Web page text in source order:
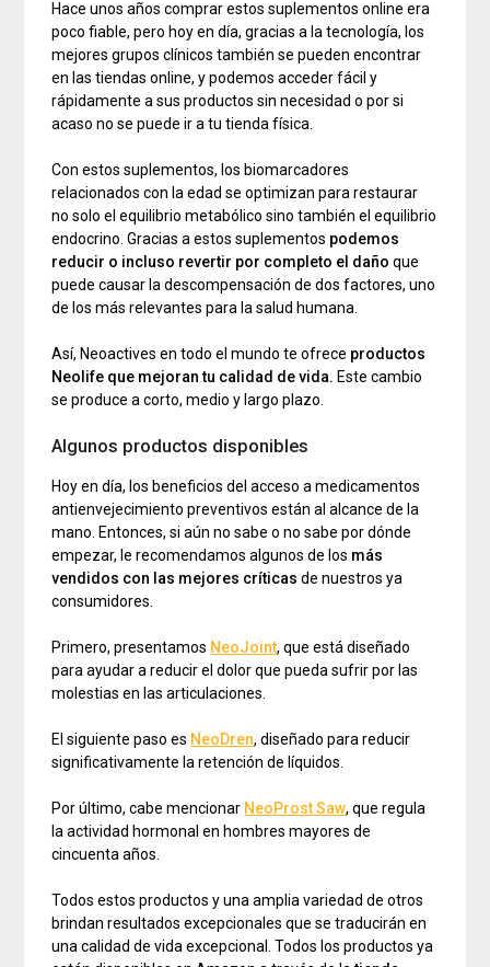
Hace unos años comprar estos suplementos online era
poco fiable, pero hoy en día, gracias a la tecnología, los
mejores grupos clínicos también se pueden encontrar
en las tiendas online, y podemos acceder fácil y
rápidamente a sus productos sin necesidad o por si
acaso no se puede ir a tu tienda física.
Con estos suplementos, los biomarcadores
relacionados con la edad se optimizan para restaurar
no solo el equilibrio metabólico sino también el equilibrio
endocrino. Gracias a estos suplementos podemos
reducir o incluso revertir por completo el daño que
puede causar la descompensación de dos factores, uno
de los más relevantes para la salud humana.
Así, Neoactives en todo el mundo te ofrece productos
Neolife que mejoran tu calidad de vida. Este cambio
se produce a corto, medio y largo plazo.
Algunos productos disponibles
Hoy en día, los beneficios del acceso a medicamentos
antienvejecimiento preventivos están al alcance de la
mano. Entonces, si aún no sabe o no sabe por dónde
empezar, le recomendamos algunos de los más
vendidos con las mejores críticasde nuestros ya
consumidores.
Primero, presentamos NeoJoint, que está diseñado
para ayudar a reducir el dolor que pueda sufrir por las
molestias en las articulaciones.
El siguiente paso es NeoDren, diseñado para reducir
significativamente la retención de líquidos.
Por último, cabe mencionar NeoProst Saw, que regula
la actividad hormonal en hombres mayores de
cincuenta años.
Todos estos productos y una amplia variedad de otros
brindan resultados excepcionales que se traducirán en
una calidad de vida excepcional. Todos los productos ya